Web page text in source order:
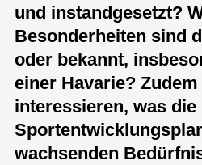
und instandgesetzt?
Besonderheiten sind
oder bekannt,
einer Havarie?
interessieren, was die
wachsenden